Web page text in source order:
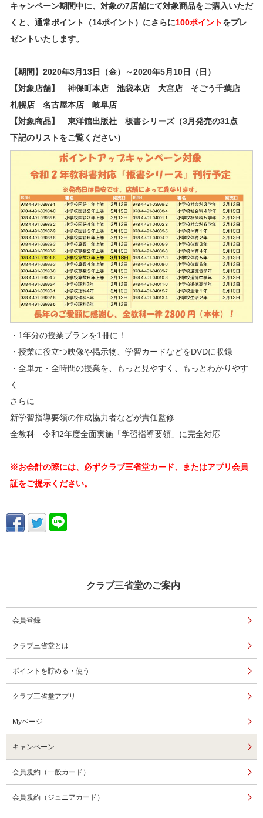
キャンペーン期間中に、対象の7店舗にて対象商品をご購入いただ
くと、通常ポイント（14ポイント）にさらに100ポイントをプレ
ゼントいたします。
【期間】2020年3月13日（金）～2020年5月10日（日）
【対象店舗】 神保町本店 池袋本店 大宮店 そごう千葉店
札幌店 名古屋本店 岐阜店
【対象商品】 東洋館出版社 板書シリーズ（3月発売の31点
下記のリストをご覧ください）
・1年分の授業プランを1冊に！
・授業に役立つ映像や掲示物、学習カードなどをDVDに収録
・全単元・全時間の授業を、もっと見やすく、もっとわかりやす
く
さらに
新学習指導要領の作成協力者などが責任監修
全教科 令和2年度全面実施「学習指導要領」に完全対応
※お会計の際には、必ずクラブ三省堂カード、またはアプリ会員
証をご提示ください。
クラブ三省堂のご案内
会員登録
クラブ三省堂とは
ポイントを貯める・使う
クラブ三省堂アプリ
Myページ
キャンペーン
会員規約（一般カード）
会員規約（ジュニアカード）